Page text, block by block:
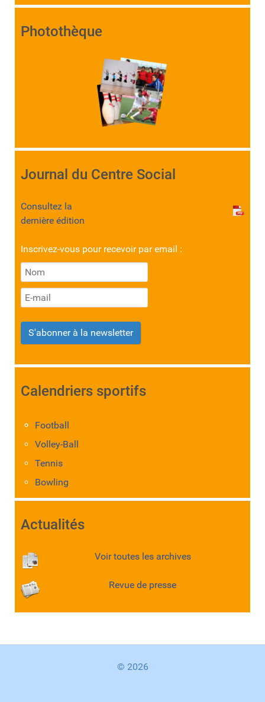
Photothèque
Journal du Centre Social
Consultez la
dernière édition
Inscrivez-vous pour recevoir par email :
S'abonner à la newsletter
Calendriers sportifs
Football
Volley-Ball
Tennis
Bowling
Actualités
Voir toutes les archives
Revue de presse
© 2026